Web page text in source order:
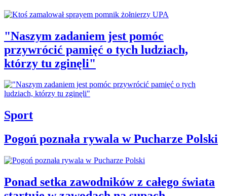
"Naszym zadaniem jest pomóc
przywrócić pamięć o tych ludziach,
którzy tu zginęli"
Sport
Pogoń poznała rywala w Pucharze Polski
Ponad setka zawodników z całego świata